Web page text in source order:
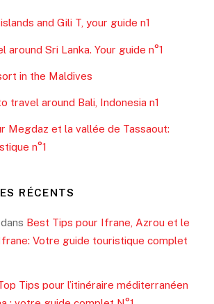
and Gili T, your guide n1
Sri Lanka. Your guide n°1
in the Maldives
travel around Bali, Indonesia n1
Megdaz et la vallée de Tassaout:
n°1
RÉCENTS
dans Best Tips pour Ifrane, Azrou et le
Votre guide touristique complet
Tips pour l’itinéraire méditerranéen